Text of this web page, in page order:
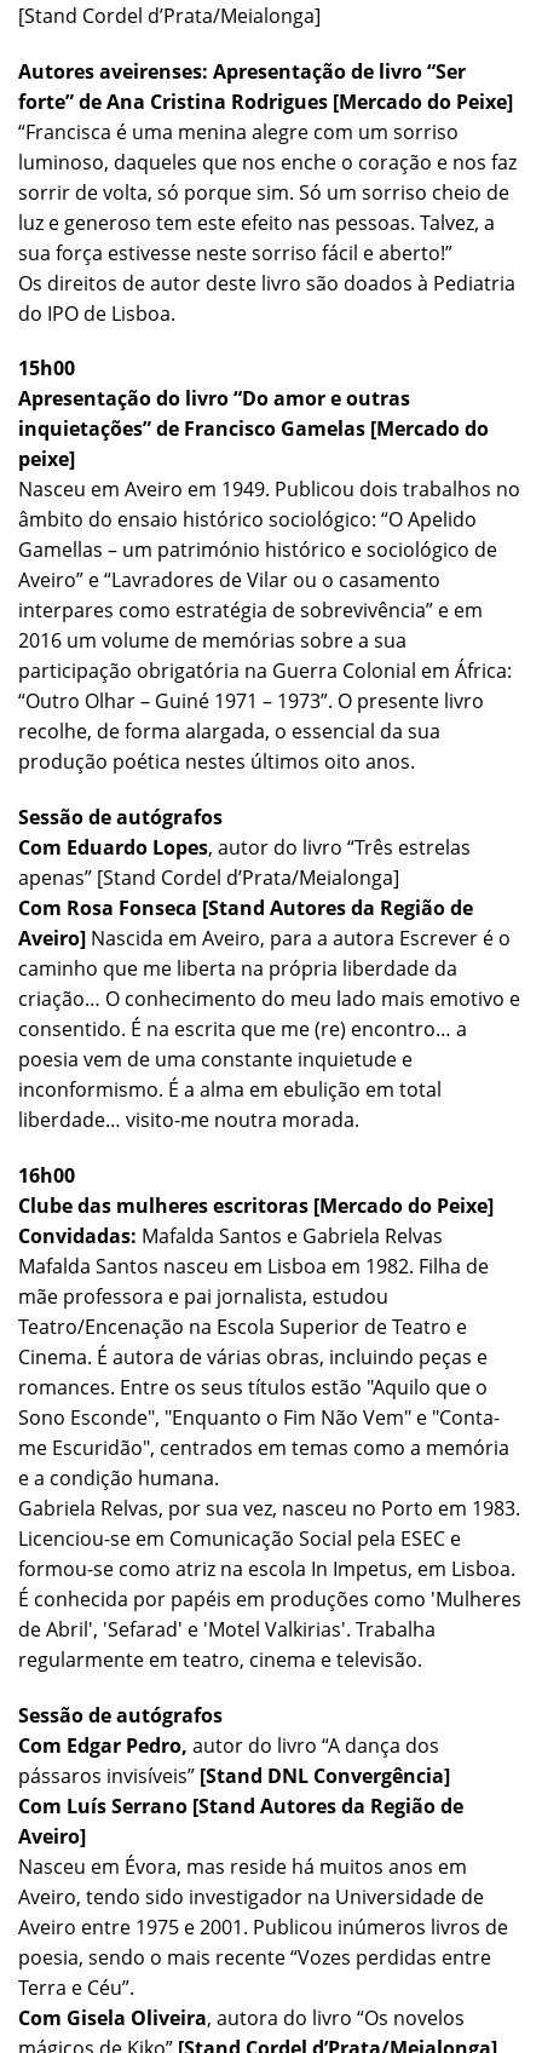
[Stand Cordel d’Prata/Meialonga]
Autores aveirenses: Apresentação de livro “Ser
forte” de Ana Cristina Rodrigues [Mercado do Peixe]
“Francisca é uma menina alegre com um sorriso
luminoso, daqueles que nos enche o coração e nos faz
sorrir de volta, só porque sim. Só um sorriso cheio de
luz e generoso tem este efeito nas pessoas. Talvez, a
sua força estivesse neste sorriso fácil e aberto!”
Os direitos de autor deste livro são doados à Pediatria
do IPO de Lisboa.
15h00
Apresentação do livro “Do amor e outras
inquietações” de Francisco Gamelas [Mercado do
peixe]
Nasceu em Aveiro em 1949. Publicou dois trabalhos no
âmbito do ensaio histórico sociológico: “O Apelido
Gamellas – um património histórico e sociológico de
Aveiro” e “Lavradores de Vilar ou o casamento
interpares como estratégia de sobrevivência” e em
2016 um volume de memórias sobre a sua
participação obrigatória na Guerra Colonial em África:
“Outro Olhar – Guiné 1971 – 1973”. O presente livro
recolhe, de forma alargada, o essencial da sua
produção poética nestes últimos oito anos.
Sessão de autógrafos
Com Eduardo Lopes, autor do livro “Três estrelas
apenas” [Stand Cordel d’Prata/Meialonga]
Com Rosa Fonseca [Stand Autores da Região de
Aveiro] Nascida em Aveiro, para a autora Escrever é o
caminho que me liberta na própria liberdade da
criação… O conhecimento do meu lado mais emotivo e
consentido. É na escrita que me (re) encontro… a
poesia vem de uma constante inquietude e
inconformismo. É a alma em ebulição em total
liberdade… visito-me noutra morada.
16h00
Clube das mulheres escritoras [Mercado do Peixe]
Convidadas: Mafalda Santos e Gabriela Relvas
Mafalda Santos nasceu em Lisboa em 1982. Filha de
mãe professora e pai jornalista, estudou
Teatro/Encenação na Escola Superior de Teatro e
Cinema. É autora de várias obras, incluindo peças e
romances. Entre os seus títulos estão "Aquilo que o
Sono Esconde", "Enquanto o Fim Não Vem" e "Conta-
me Escuridão", centrados em temas como a memória
e a condição humana.
Gabriela Relvas, por sua vez, nasceu no Porto em 1983.
Licenciou-se em Comunicação Social pela ESEC e
formou-se como atriz na escola In Impetus, em Lisboa.
É conhecida por papéis em produções como 'Mulheres
de Abril', 'Sefarad' e 'Motel Valkirias'. Trabalha
regularmente em teatro, cinema e televisão.
Sessão de autógrafos
Com Edgar Pedro, autor do livro “A dança dos
pássaros invisíveis” [Stand DNL Convergência]
Com Luís Serrano [Stand Autores da Região de
Aveiro]
Nasceu em Évora, mas reside há muitos anos em
Aveiro, tendo sido investigador na Universidade de
Aveiro entre 1975 e 2001. Publicou inúmeros livros de
poesia, sendo o mais recente “Vozes perdidas entre
Terra e Céu”.
Com Gisela Oliveira, autora do livro “Os novelos